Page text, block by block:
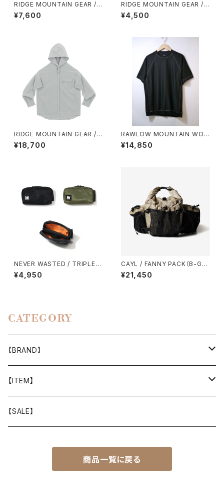
RIDGE MOUNTAIN GEAR / B
ASIC CAP（2026）
¥7,600
RIDGE MOUNTAIN GEAR / R
-ZIP WALLET（X-PAC）
¥4,500
RIDGE MOUNTAIN GEAR /
HOODED LONG SLEEVE SH
IRT（MEN）2026
¥18,700
RAWLOW MOUNTAIN WOR
KS / DAD LITE CREW
¥14,850
NEVER WASTED / TRIPLEY
ES（MA-1）
¥4,950
CAYL / FANNY PACK（B-GRI
D）
¥21,450
CATEGORY
【BRAND】
山と道
T-SHIRT
迷迭香
【ITEM】
WEAR
【SALE】
商品一覧に戻る